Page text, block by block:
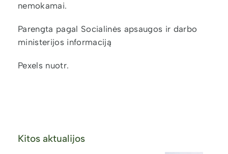
nemokamai.
Parengta pagal Socialinės apsaugos ir darbo
ministerijos informaciją
Pexels nuotr.
Kitos aktualijos